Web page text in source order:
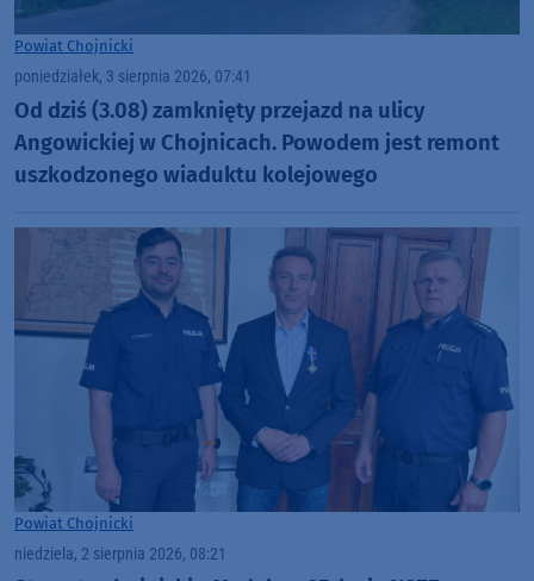
Powiat Chojnicki
poniedziałek, 3 sierpnia 2026, 07:41
Od dziś (3.08) zamknięty przejazd na ulicy
Angowickiej w Chojnicach. Powodem jest remont
uszkodzonego wiaduktu kolejowego
Powiat Chojnicki
niedziela, 2 sierpnia 2026, 08:21